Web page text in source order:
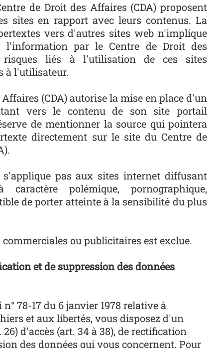
de Droit des Affaires (CDA) proposent
sites en rapport avec leurs contenus. La
vers d'autres sites web n'implique
l'information par le Centre de Droit des
risques liés à l'utilisation de ces sites
à l'utilisateur.
(CDA) autorise la mise en place d'un
vers le contenu de son site portail
de mentionner la source qui pointera
directement sur le site du Centre de
pas aux sites internet diffusant
polémique, pornographique,
de porter atteinte à la sensibilité du plus
ou publicitaires est exclue.
et de suppression des données
78-17 du 6 janvier 1978 relative à
et aux libertés, vous disposez d'un
d'accès (art. 34 à 38), de rectification
des données qui vous concernent. Pour